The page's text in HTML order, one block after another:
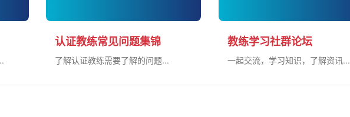
认证教练常见问题集锦
了解认证教练需要了解的问题...
教练学习社群论坛
一起交流，学习知识，了解资讯...